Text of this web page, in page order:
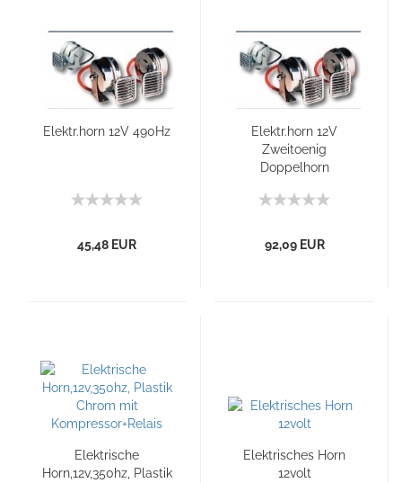
Elektr.horn 12V 490Hz
45,48 EUR
Elektr.horn 12V
Zweitoenig
Doppelhorn
92,09 EUR
Elektrische
Horn,12v,350hz, Plastik
Elektrisches Horn
12volt